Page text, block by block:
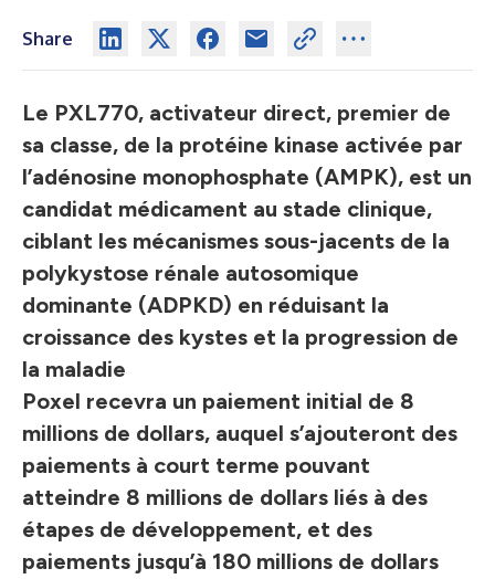
Share
Le PXL770, activateur direct, premier de
sa classe, de la protéine kinase activée par
l’adénosine monophosphate (AMPK), est un
candidat médicament au stade clinique,
ciblant les mécanismes sous-jacents de la
polykystose rénale autosomique
dominante (ADPKD) en réduisant la
croissance des kystes et la progression de
la maladie
Poxel recevra un paiement initial de 8
millions de dollars, auquel s’ajouteront des
paiements à court terme pouvant
atteindre 8 millions de dollars liés à des
étapes de développement, et des
paiements jusqu’à 180 millions de dollars